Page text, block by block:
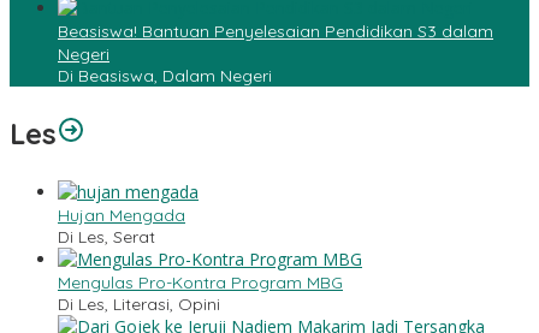
Beasiswa! Bantuan Penyelesaian Pendidikan S3 dalam
Negeri
Di Beasiswa, Dalam Negeri
Les
Hujan Mengada
Di Les, Serat
Mengulas Pro-Kontra Program MBG
Di Les, Literasi, Opini